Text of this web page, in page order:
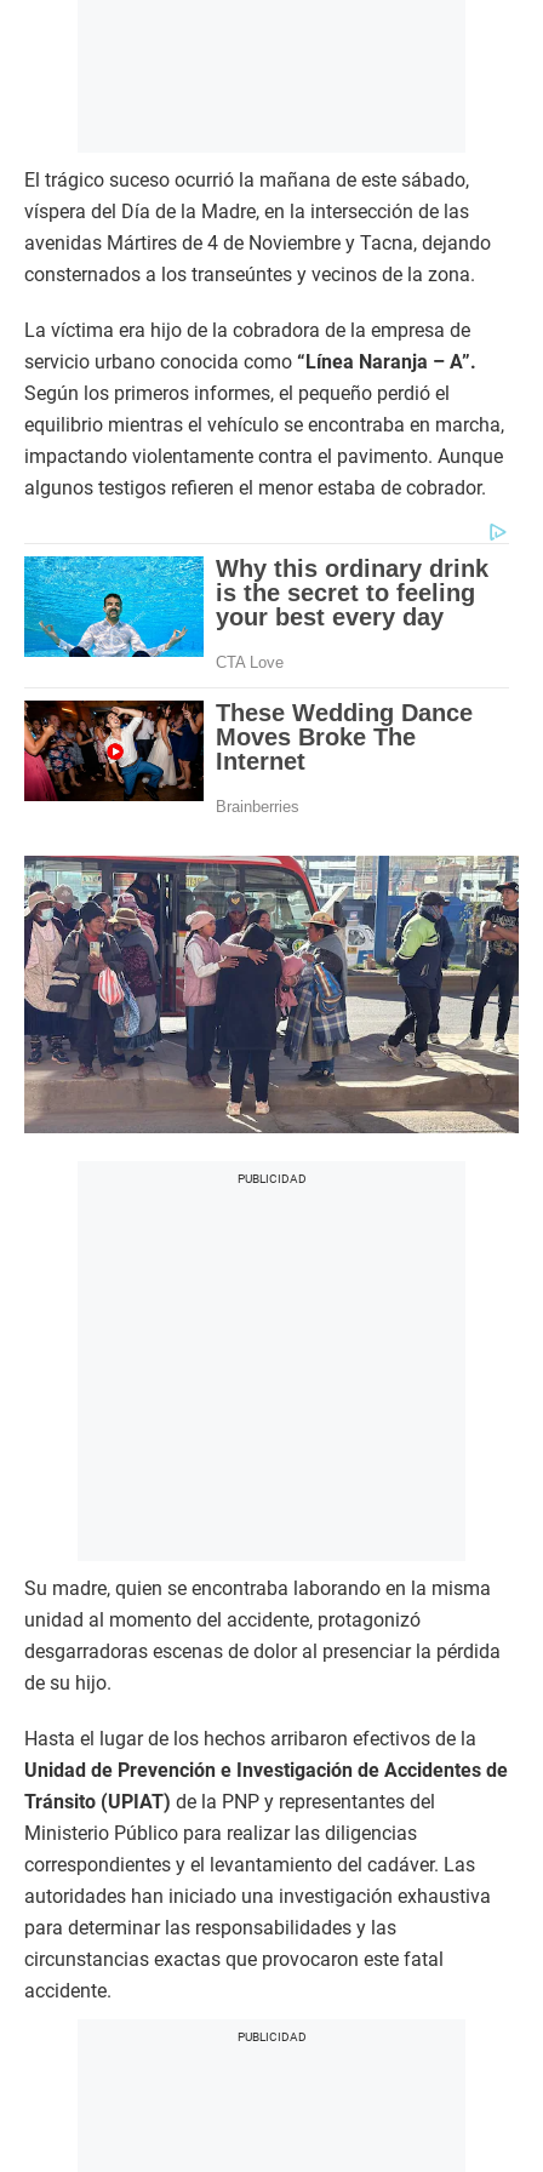
El trágico suceso ocurrió la mañana de este sábado,
víspera del Día de la Madre, en la intersección de las
avenidas Mártires de 4 de Noviembre y Tacna, dejando
consternados a los transeúntes y vecinos de la zona.
La víctima era hijo de la cobradora de la empresa de
servicio urbano conocida como “Línea Naranja – A”.
Según los primeros informes, el pequeño perdió el
equilibrio mientras el vehículo se encontraba en marcha,
impactando violentamente contra el pavimento. Aunque
algunos testigos refieren el menor estaba de cobrador.
Su madre, quien se encontraba laborando en la misma
unidad al momento del accidente, protagonizó
desgarradoras escenas de dolor al presenciar la pérdida
de su hijo.
Hasta el lugar de los hechos arribaron efectivos de la
Unidad de Prevención e Investigación de Accidentes de
Tránsito (UPIAT) de la PNP y representantes del
Ministerio Público para realizar las diligencias
correspondientes y el levantamiento del cadáver. Las
autoridades han iniciado una investigación exhaustiva
para determinar las responsabilidades y las
circunstancias exactas que provocaron este fatal
accidente.